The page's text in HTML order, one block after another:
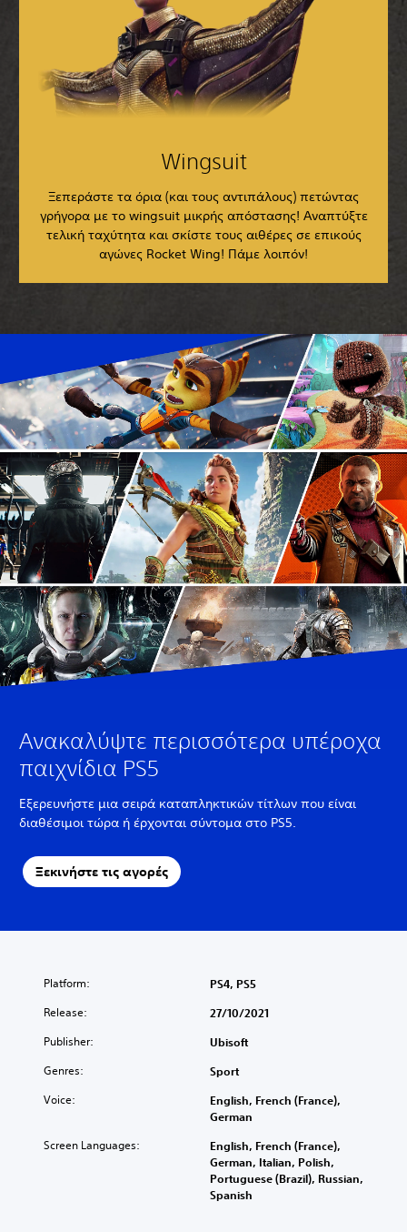
Wingsuit
Ξεπεράστε τα όρια (και τους αντιπάλους) πετώντας
γρήγορα με το wingsuit μικρής απόστασης! Αναπτύξτε
τελική ταχύτητα και σκίστε τους αιθέρες σε επικούς
αγώνες Rocket Wing! Πάμε λοιπόν!
Ανακαλύψτε περισσότερα υπέροχα
παιχνίδια PS5
Εξερευνήστε μια σειρά καταπληκτικών τίτλων που είναι
διαθέσιμοι τώρα ή έρχονται σύντομα στο PS5.
Ξεκινήστε τις αγορές
Platform: PS4, PS5
Release: 27/10/2021
Publisher: Ubisoft
Genres: Sport
Voice:
English, French (France),
German
Screen Languages:
English, French (France),
German, Italian, Polish,
Portuguese (Brazil), Russian,
Spanish